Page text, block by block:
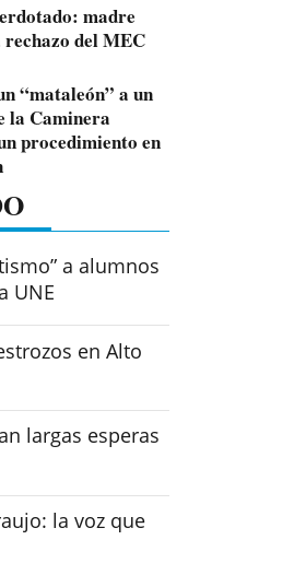
madre
rechazo del MEC
“mataleón” a un
la Caminera
procedimiento en
a alumnos
UNE
en Alto
largas esperas
la voz que